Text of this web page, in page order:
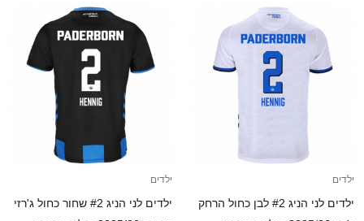
ילדים
ילדים לני הניג #2 לבן כחול הרחק
ילדים
ילדים לני הניג #2 שחור כחול ג'רזי